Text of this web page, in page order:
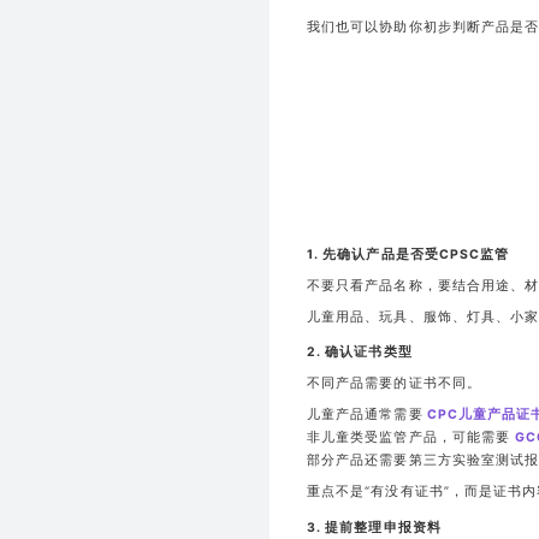
我们也可以协助你初步判断产品是
1. 先确认产品是否受CPSC监管
不要只看产品名称，要结合用途、
儿童用品、玩具、服饰、灯具、小
2. 确认证书类型
不同产品需要的证书不同。
儿童产品通常需要 CPC儿童产品证
非儿童类受监管产品，可能需要
部分产品还需要第三方实验室测试
重点不是“有没有证书”，而是证书
3. 提前整理申报资料